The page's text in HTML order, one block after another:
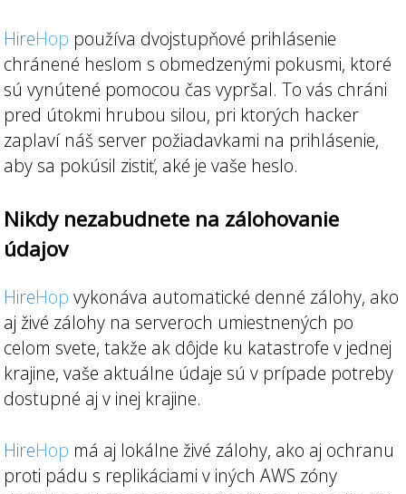
HireHop používa dvojstupňové prihlásenie
chránené heslom s obmedzenými pokusmi, ktoré
sú vynútené pomocou čas vypršal. To vás chráni
pred útokmi hrubou silou, pri ktorých hacker
zaplaví náš server požiadavkami na prihlásenie,
aby sa pokúsil zistiť, aké je vaše heslo.
Nikdy nezabudnete na zálohovanie
údajov
HireHop vykonáva automatické denné zálohy, ako
aj živé zálohy na serveroch umiestnených po
celom svete, takže ak dôjde ku katastrofe v jednej
krajine, vaše aktuálne údaje sú v prípade potreby
dostupné aj v inej krajine.
HireHop má aj lokálne živé zálohy, ako aj ochranu
proti pádu s replikáciami v iných AWS zóny